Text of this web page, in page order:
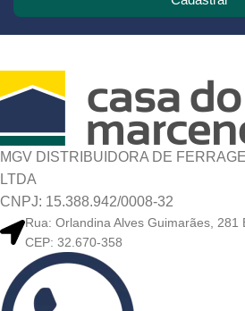
MGV DISTRIBUIDORA DE
LTDA
CNPJ: 15.388.942/0008-32
Rua: Orlandina Alves Guimarães, 281
CEP: 32.670-358